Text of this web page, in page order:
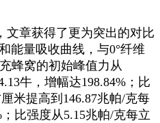
文章获得了更为突出的对比
能量吸收曲线，与0°纤维
蜂窝的初始峰值力从
牛，增幅达198.84%；比
米提高到146.87兆帕/克每
比强度从5.15兆帕/克每立